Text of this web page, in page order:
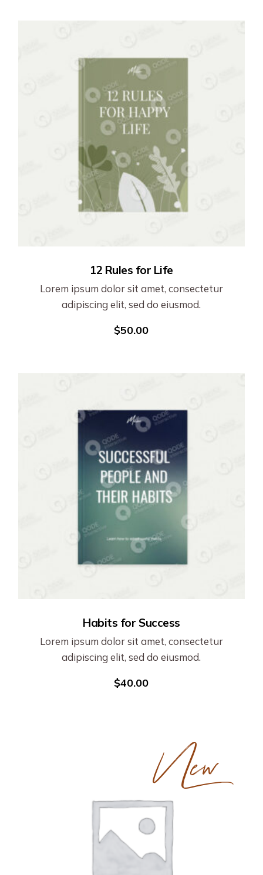
12 Rules for Life
Lorem ipsum dolor sit amet, consectetur
adipiscing elit, sed do eiusmod.
$50.00
Habits for Success
Lorem ipsum dolor sit amet, consectetur
adipiscing elit, sed do eiusmod.
$40.00
New